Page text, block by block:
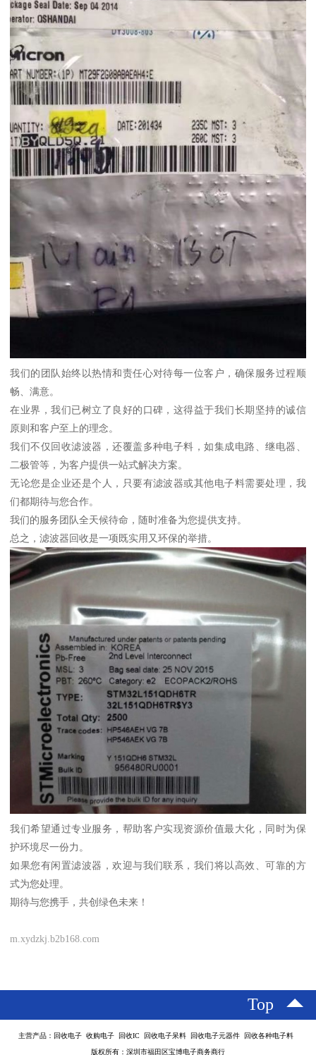
我们的团队始终以热情和责任心对待每一位客户，确保服务过程顺
畅、满意。
在业界，我们已树立了良好的口碑，这得益于我们长期坚持的诚信
原则和客户至上的理念。
我们不仅回收滤波器，还覆盖多种电子料，如集成电路、继电器、
二极管等，为客户提供一站式解决方案。
无论您是企业还是个人，只要有滤波器或其他电子料需要处理，我
们都期待与您合作。
我们的服务团队全天候待命，随时准备为您提供支持。
总之，滤波器回收是一项既实用又环保的举措。
我们希望通过专业服务，帮助客户实现资源价值最大化，同时为保
护环境尽一份力。
如果您有闲置滤波器，欢迎与我们联系，我们将以高效、可靠的方
式为您处理。
期待与您携手，共创绿色未来！
m.xydzkj.b2b168.com
Top
主营产品：回收电子 收购电子 回收IC 回收电子呆料 回收电子元器件 回收各种电子料
版权所有：深圳市福田区宝博电子商务商行